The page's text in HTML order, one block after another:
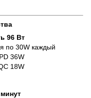
96 Вт
по 30W каждый
36W
18W